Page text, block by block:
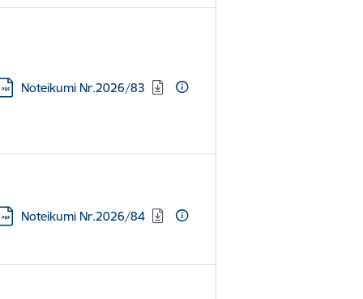
Noteikumi Nr.2026/83
Noteikumi Nr.2026/84